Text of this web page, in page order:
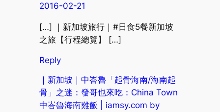
2016-02-21
[…] ｜新加坡旅行｜#日食5餐新加坡
之旅【行程總覽】 […]
Reply
｜新加坡｜中峇魯「起骨海南/海南起
骨」之迷：發哥也來吃：China Town
中峇魯海南雞飯 | iamsy.com by